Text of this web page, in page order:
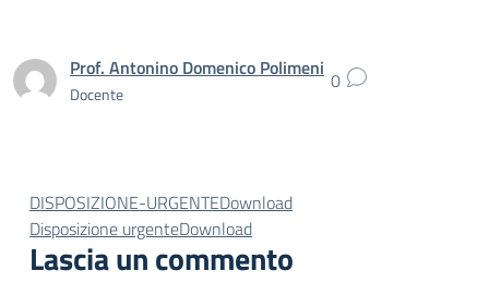
Prof. Antonino Domenico Polimeni
Docente 0
DISPOSIZIONE-URGENTEDownload
Disposizione urgenteDownload
Lascia un commento